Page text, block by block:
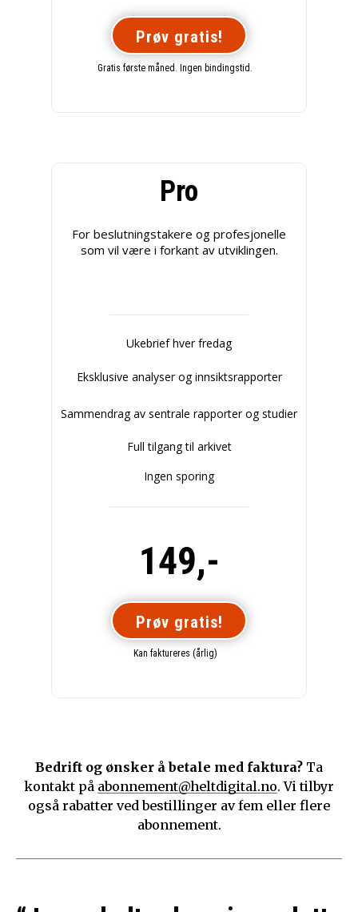
Prøv gratis!
Gratis første måned. Ingen bindingstid.
Pro
For beslutningstakere og profesjonelle
som vil være i forkant av utviklingen.
Ukebrief hver fredag
Eksklusive analyser og innsiktsrapporter
Sammendrag av sentrale rapporter og studier
Full tilgang til arkivet
Ingen sporing
149,-
Prøv gratis!
Kan faktureres (årlig)
Bedrift og ønsker å betale med faktura? Ta
kontakt på abonnement@heltdigital.no. Vi tilbyr
også rabatter ved bestillinger av fem eller flere
abonnement.